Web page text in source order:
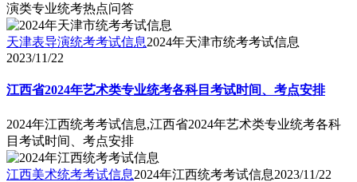
演类专业统考热点问答
天津表导演统考考试信息2024年天津市统考考试信息
2023/11/22
江西省2024年艺术类专业统考各科目考试时间、考点安排
2024年江西统考考试信息,江西省2024年艺术类专业统考各科
目考试时间、考点安排
江西美术统考考试信息2024年江西统考考试信息2023/11/22